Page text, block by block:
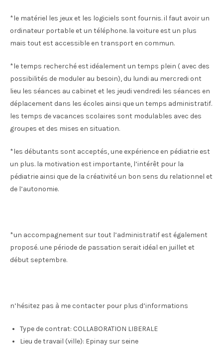
*le matériel les jeux et les logiciels sont fournis. il faut avoir un
ordinateur portable et un téléphone. la voiture est un plus
mais tout est accessible en transport en commun.
*le temps recherché est idéalement un temps plein ( avec des
possibilités de moduler au besoin), du lundi au mercredi ont
lieu les séances au cabinet et les jeudi vendredi les séances en
déplacement dans les écoles ainsi que un temps administratif.
les temps de vacances scolaires sont modulables avec des
groupes et des mises en situation.
*les débutants sont acceptés, une expérience en pédiatrie est
un plus. la motivation est importante, l’intérêt pour la
pédiatrie ainsi que de la créativité un bon sens du relationnel et
de l’autonomie.
*un accompagnement sur tout l’administratif est également
proposé. une période de passation serait idéal en juillet et
début septembre.
n’hésitez pas à me contacter pour plus d’informations
Type de contrat: COLLABORATION LIBERALE
Lieu de travail (ville): Epinay sur seine